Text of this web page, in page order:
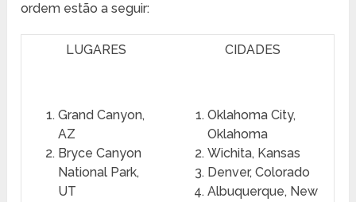
ordem estão a seguir:
LUGARES CIDADES
Grand Canyon,
AZ
Bryce Canyon
National Park,
UT
Oklahoma City,
Oklahoma
Wichita, Kansas
Denver, Colorado
Albuquerque, New